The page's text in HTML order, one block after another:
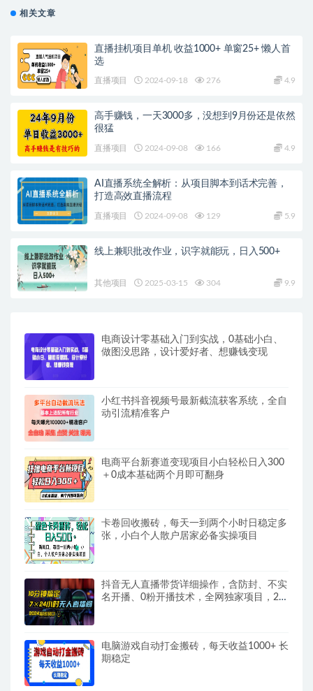
相关文章
直播挂机项目单机 收益1000+ 单窗25+ 懒人首
选
直播项目 2024-09-18 276 4.9
高手赚钱，一天3000多，没想到9月份还是依然
很猛
直播项目 2024-09-08 166 4.9
AI直播系统全解析：从项目脚本到话术完善，
打造高效直播流程
直播项目 2024-09-08 129 5.9
线上兼职批改作业，识字就能玩，日入500+
其他项目 2025-03-15 304 9.9
电商设计零基础入门到实战，0基础小白、
做图没思路，设计爱好者、想赚钱变现
小红书抖音视频号最新截流获客系统，全自
动引流精准客户
电商平台新赛道变现项目小白轻松日入300
＋0成本基础两个月即可翻身
卡卷回收搬砖，每天一到两个小时日稳定多
张，小白个人散户居家必备实操项目
抖音无人直播带货详细操作，含防封、不实
名开播、0粉开播技术，全网独家项目，24
电脑游戏自动打金搬砖，每天收益1000+ 长
期稳定